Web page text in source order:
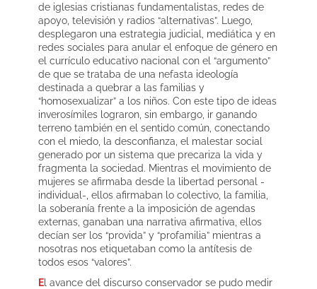
de iglesias cristianas fundamentalistas, redes de
apoyo, televisión y radios “alternativas”. Luego,
desplegaron una estrategia judicial, mediática y en
redes sociales para anular el enfoque de género en
el currículo educativo nacional con el “argumento”
de que se trataba de una nefasta ideología
destinada a quebrar a las familias y
“homosexualizar” a los niños. Con este tipo de ideas
inverosímiles lograron, sin embargo, ir ganando
terreno también en el sentido común, conectando
con el miedo, la desconfianza, el malestar social
generado por un sistema que precariza la vida y
fragmenta la sociedad. Mientras el movimiento de
mujeres se afirmaba desde la libertad personal -
individual-, ellos afirmaban lo colectivo, la familia,
la soberanía frente a la imposición de agendas
externas, ganaban una narrativa afirmativa, ellos
decían ser los “provida” y “profamilia” mientras a
nosotras nos etiquetaban como la antítesis de
todos esos “valores”.
E l avance del discurso conservador se pudo medir